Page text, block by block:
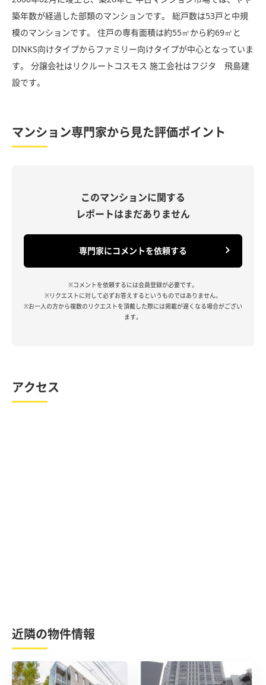
築年数が経過した部類のマンションです。 総戸数は53戸と中規
模のマンションです。 住戸の専有面積は約55㎡から約69㎡と
DINKS向けタイプからファミリー向けタイプが中心となっていま
す。 分譲会社はリクルートコスモス 施工会社はフジタ 飛島建
設です。
マンション専門家から見た評価ポイント
このマンションに関する
レポートはまだありません
専門家にコメントを依頼する
※コメントを依頼するには会員登録が必要です。
※リクエストに対して必ずお答えするというものではありません。
※お一人の方から複数のリクエストを頂戴した際には掲載が遅くなる場合がござい
ます。
アクセス
近隣の物件情報